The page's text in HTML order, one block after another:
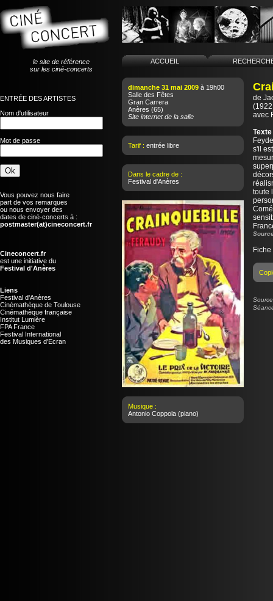
le site de référence
sur les ciné-concerts
ENTRÉE DES ARTISTES
Nom d'utilisateur
Mot de passe
Vous pouvez nous faire
part de vos remarques
ou nous envoyer des
dates de ciné-concerts à :
postmaster(at)cineconcert.fr
Cineconcert.fr
est une initiative du
Festival d'Anères
Liens
Festival d'Anères
Cinémathèque de Toulouse
Cinémathèque française
Institut Lumière
FPA France
Festival International
des Musiques d'Ecran
ACCUEIL
dimanche 31 mai 2009 à 19h00
Salle des Fêtes
Gran Carrera
Anères (65)
Site internet de la salle
Tarif : entrée libre
Dans le cadre de :
Festival d'Anères
Musique :
Antonio Coppola (piano)
de
avec
s'il
toute